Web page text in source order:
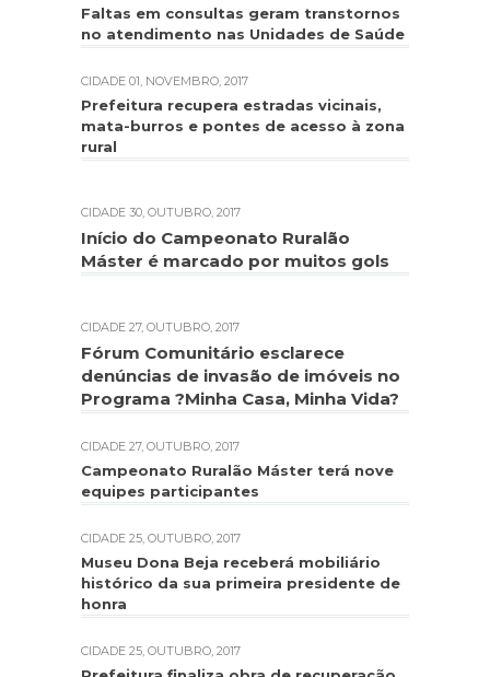
Faltas em consultas geram transtornos
no atendimento nas Unidades de Saúde
CIDADE 01, NOVEMBRO, 2017
Prefeitura recupera estradas vicinais,
mata-burros e pontes de acesso à zona
rural
CIDADE 30, OUTUBRO, 2017
Início do Campeonato Ruralão
Máster é marcado por muitos gols
CIDADE 27, OUTUBRO, 2017
Fórum Comunitário esclarece
denúncias de invasão de imóveis no
Programa ?Minha Casa, Minha Vida?
CIDADE 27, OUTUBRO, 2017
Campeonato Ruralão Máster terá nove
equipes participantes
CIDADE 25, OUTUBRO, 2017
Museu Dona Beja receberá mobiliário
histórico da sua primeira presidente de
honra
CIDADE 25, OUTUBRO, 2017